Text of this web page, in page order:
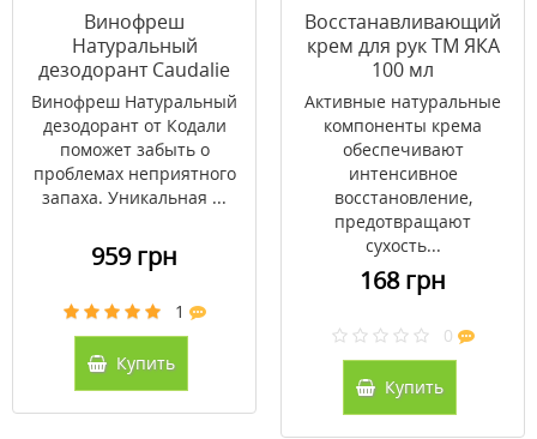
Винофреш
Натуральный
дезодорант Caudalie
Эвкалипт-Виноград
Винофреш Натуральный
дезодорант от Кодали
поможет забыть о
проблемах неприятного
запаха. Уникальная ...
959 грн
1
Купить
Восстанавливающий
крем для рук ТМ ЯКА
100 мл
Активные натуральные
компоненты крема
обеспечивают
интенсивное
восстановление,
предотвращают
сухость...
168 грн
0
Купить